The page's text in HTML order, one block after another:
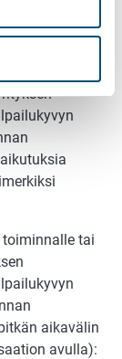
tai
aikavälin
avulla):